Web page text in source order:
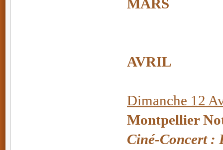
MARS
AVRIL
Dimanche 12
Montpellier
Ciné-Concert :